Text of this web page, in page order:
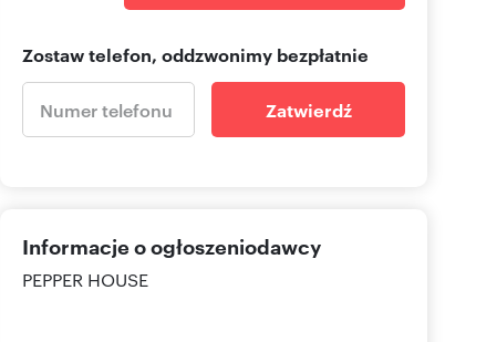
Zostaw telefon, oddzwonimy bezpłatnie
Zatwierdź
Informacje o ogłoszeniodawcy
PEPPER HOUSE